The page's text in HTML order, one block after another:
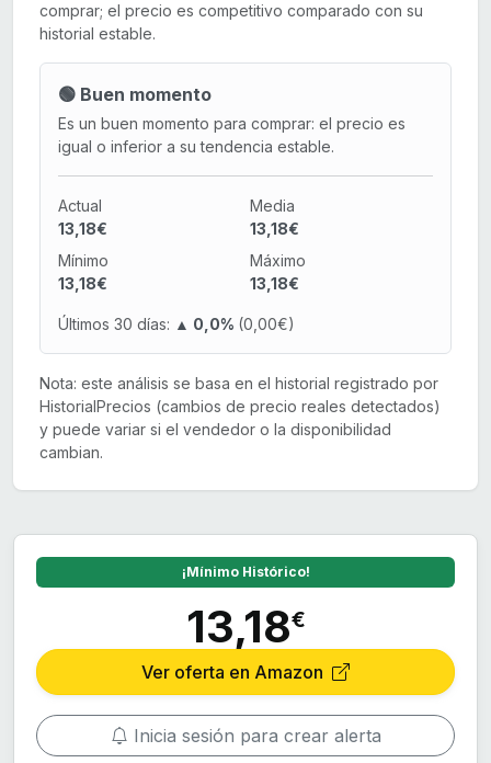
comprar; el precio es competitivo comparado con su
historial estable.
🟢 Buen momento
Es un buen momento para comprar: el precio es
igual o inferior a su tendencia estable.
Actual
13,18€
Media
13,18€
Mínimo
13,18€
Máximo
13,18€
Últimos 30 días: ▲ 0,0% (0,00€)
Nota: este análisis se basa en el historial registrado por
HistorialPrecios (cambios de precio reales detectados)
y puede variar si el vendedor o la disponibilidad
cambian.
¡Mínimo Histórico!
13,18€
Ver oferta en Amazon
Inicia sesión para crear alerta